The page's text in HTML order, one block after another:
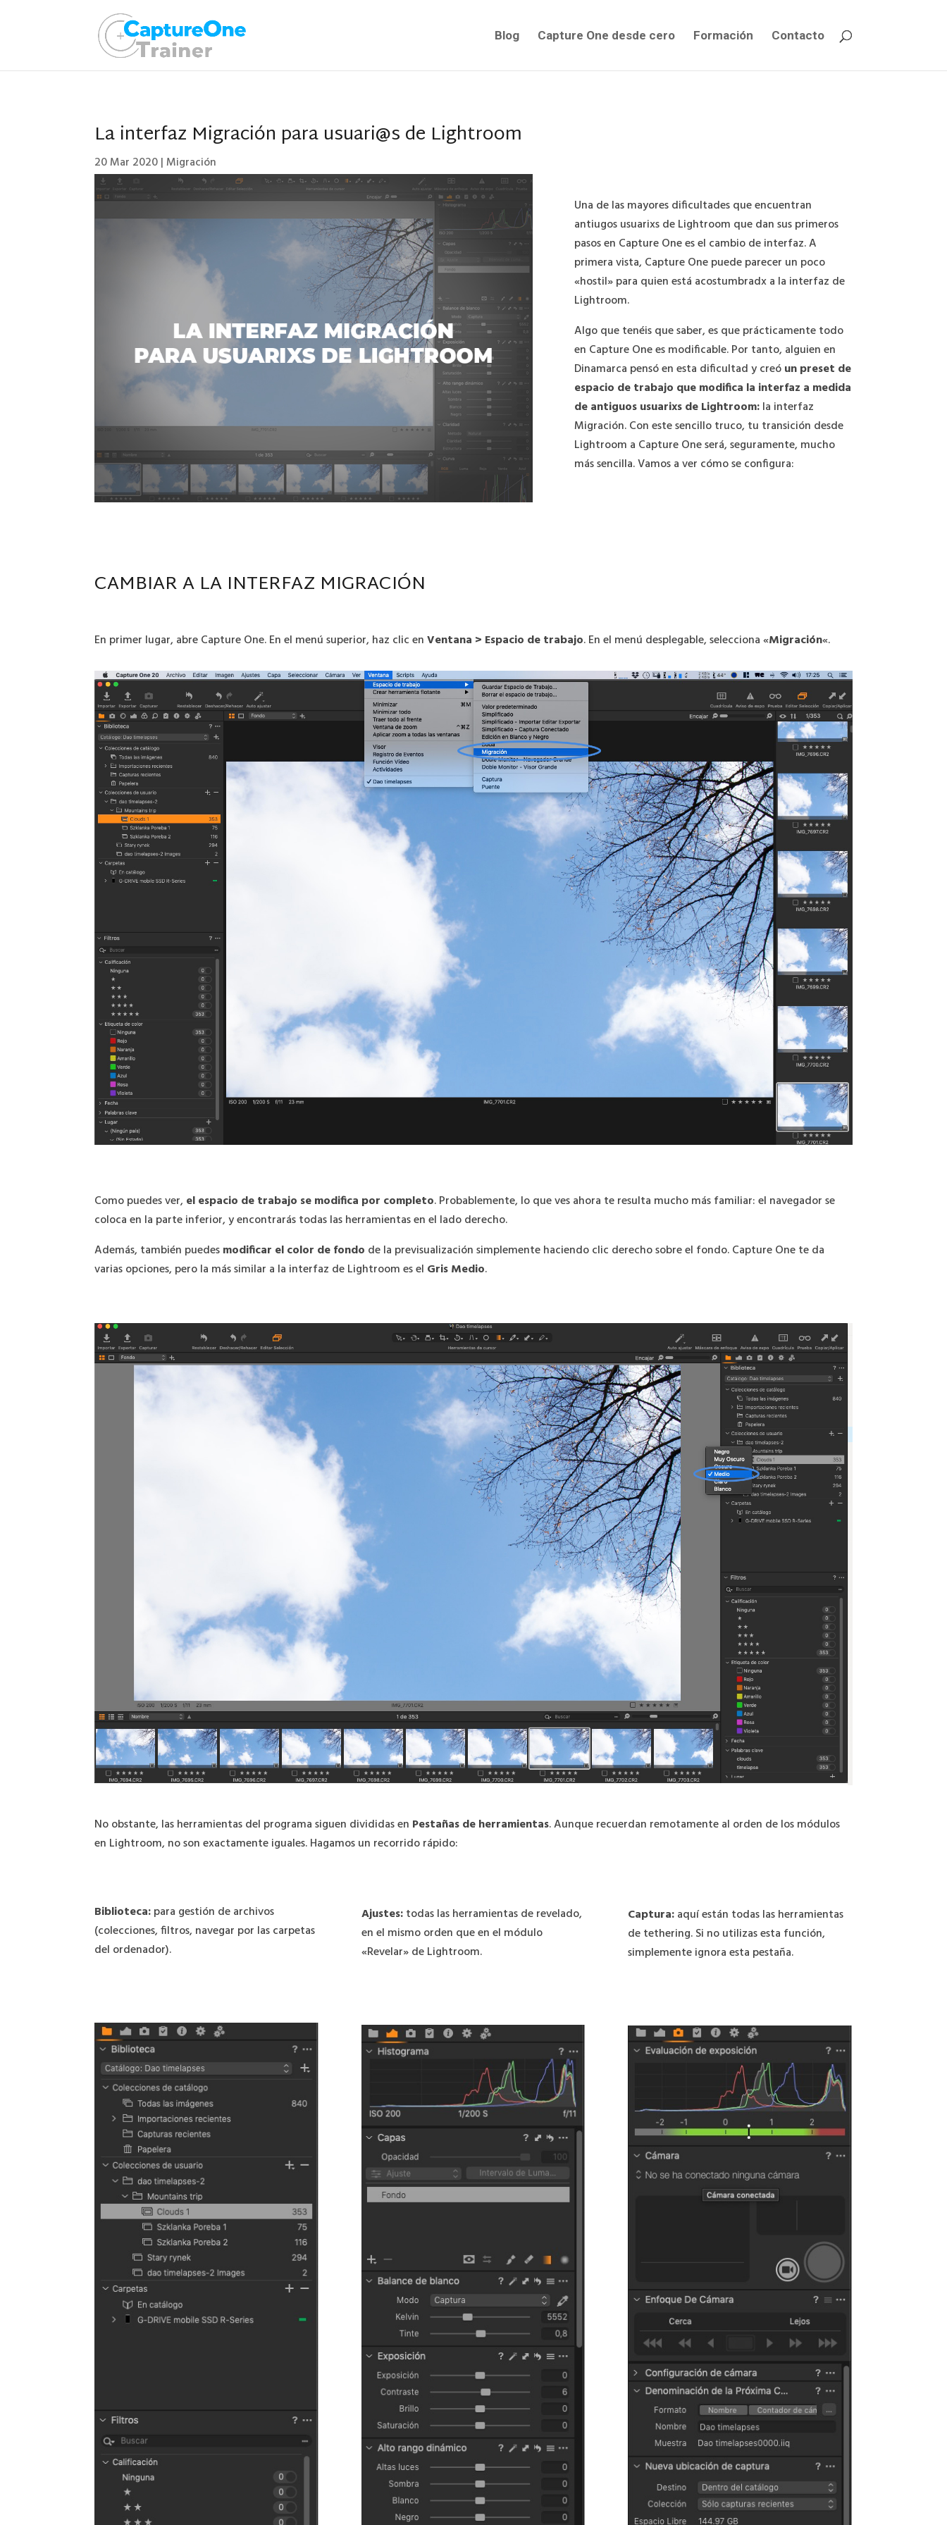
Blog Capture One desde cero Formación Contacto
La interfaz Migración para usuari@s de Lightroom
20 Mar 2020|Migración
Una de las mayores dificultades que encuentran
antiugos usuarixs de Lightroom que dan sus primeros
pasos en Capture One es el cambio de interfaz. A
primera vista, Capture One puede parecer un poco
«hostil» para quien está acostumbradx a la interfaz de
Lightroom.
Algo que tenéis que saber, es que prácticamente todo
en Capture One es modificable. Por tanto, alguien en
Dinamarca pensó en esta dificultad y creóun preset de
espacio de trabajo que modifica la interfaz a medida
de antiguos usuarixs de Lightroom:la interfaz
Migración. Con este sencillo truco, tu transición desde
Lightroom a Capture One será, seguramente, mucho
más sencilla. Vamos a ver cómo se configura:
CAMBIAR A LA INTERFAZ MIGRACIÓN
En primer lugar, abre Capture One. En el menú superior, haz clic enVentana > Espacio de trabajo. En el menú desplegable, selecciona «Migración«.
Como puedes ver, el espacio de trabajo se modifica por completo. Probablemente, lo que ves ahora te resulta mucho más familiar: el navegador se
coloca en la parte inferior, y encontrarás todas las herramientas en el lado derecho.
Además, también puedesmodificar el color de fondo de la previsualización simplemente haciendo clic derecho sobre el fondo. Capture One te da
varias opciones, pero la más similar a la interfaz de Lightroom es el Gris Medio.
No obstante, las herramientas del programa siguen divididas en Pestañas de herramientas. Aunque recuerdan remotamente al orden de los módulos
en Lightroom, no son exactamente iguales. Hagamos un recorrido rápido:
Biblioteca:para gestión de archivos
(colecciones, filtros, navegar por las carpetas
del ordenador).
Ajustes:todas las herramientas de revelado,
en el mismo orden que en el módulo
«Revelar» de Lightroom.
Captura:aquí están todas las herramientas
de tethering. Si no utilizas esta función,
simplemente ignora esta pestaña.